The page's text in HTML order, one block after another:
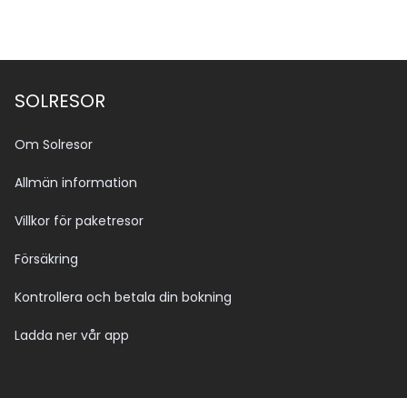
SOLRESOR
Om Solresor
Allmän information
Villkor för paketresor
Försäkring
Kontrollera och betala din bokning
Ladda ner vår app